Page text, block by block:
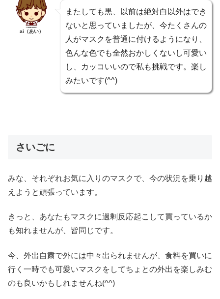
ai（あい）
またしても黒、以前は絶対白以外はでき
ないと思っていましたが、今たくさんの
人がマスクを普通に付けるようになり、
色んな色でも全然おかしくないし可愛い
し、カッコいいので私も挑戦です。楽し
みたいです(^^)
さいごに
みな、それぞれお気に入りのマスクで、今の状況を乗り越
えようと頑張っています。
きっと、あなたもマスクに過剰反応起こして買っているか
も知れませんが、皆同じです。
今、外出自粛で外には中々出られませんが、食料を買いに
行く一時でも可愛いマスクをしてちょとの外出を楽しみむ
のも良いかもしれませんね(^^)